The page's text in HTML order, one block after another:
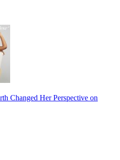
Changed Her Perspective on